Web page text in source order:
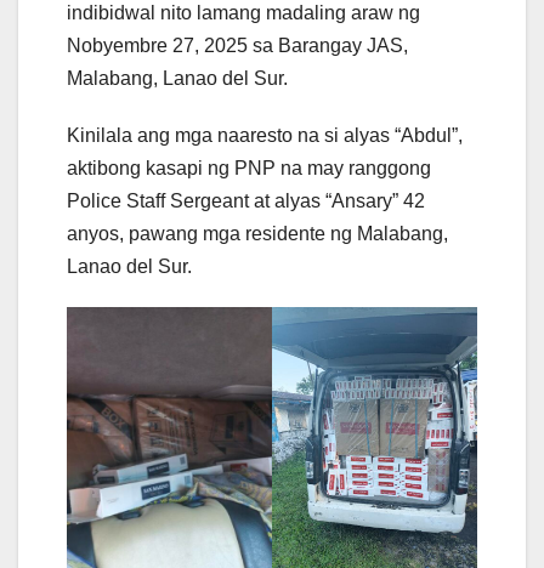
indibidwal nito lamang madaling araw ng
Nobyembre 27, 2025 sa Barangay JAS,
Malabang, Lanao del Sur.
Kinilala ang mga naaresto na si alyas “Abdul”,
aktibong kasapi ng PNP na may ranggong
Police Staff Sergeant at alyas “Ansary” 42
anyos, pawang mga residente ng Malabang,
Lanao del Sur.